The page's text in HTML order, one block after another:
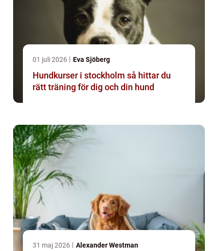
01 juli 2026 Eva Sjöberg
Hundkurser i stockholm så hittar du
rätt träning för dig och din hund
31 maj 2026 Alexander Westman